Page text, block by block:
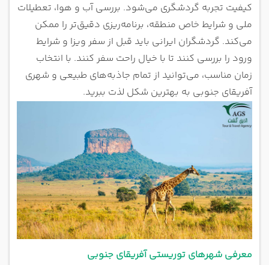
کیفیت تجربه گردشگری می‌شود. بررسی آب و هوا، تعطیلات
ملی و شرایط خاص منطقه، برنامه‌ریزی دقیق‌تر را ممکن
می‌کند. گردشگران ایرانی باید قبل از سفر ویزا و شرایط
ورود را بررسی کنند تا با خیال راحت سفر کنند. با انتخاب
زمان مناسب، می‌توانید از تمام جاذبه‌های طبیعی و شهری
آفریقای جنوبی به بهترین شکل لذت ببرید.
معرفی شهرهای توریستی آفریقای جنوبی